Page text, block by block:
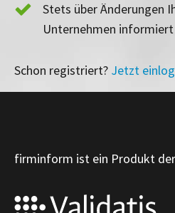
Stets über Änderungen
Unternehmen
Schon registriert? Jetzt
firminform ist ein Produkt